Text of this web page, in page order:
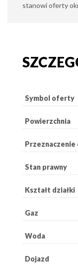
stanowi oferty
Symbol oferty
Powierzchnia
Przeznaczenie
Stan prawny
Kształt działki
Gaz
Woda
Dojazd